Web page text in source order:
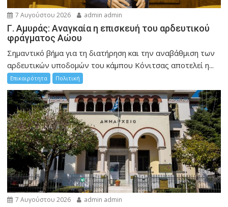
7 Αυγούστου 2026 admin admin
Γ. Αμυράς: Αναγκαία η επισκευή του αρδευτικού
φράγματος Αώου
Σημαντικό βήμα για τη διατήρηση και την αναβάθμιση των
αρδευτικών υποδομών του κάμπου Κόνιτσας αποτελεί η...
Επικαιρότητα Πολιτική
7 Αυγούστου 2026 admin admin